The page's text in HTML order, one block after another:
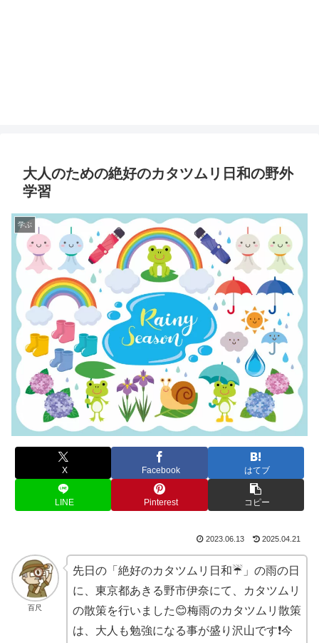
大人のための絶好のカタツムリ日和の野外
学習
学ぶ
X Facebook はてブ
LINE Pinterest コピー
2023.06.13 2025.04.21
百尺
先日の「絶好のカタツムリ日和☔️」の雨の日
に、東京都あきる野市伊奈にて、カタツムリ
の散策を行いました😊梅雨のカタツムリ散策
は、大人も勉強になる事が盛り沢山です❗️今